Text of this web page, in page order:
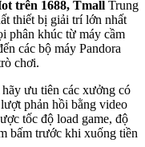
trên 1688, Tmall Trung
thiết bị giải trí lớn nhất
phân khúc từ máy cầm
các bộ máy Pandora
chơi.
ưu tiên các xưởng có
phản hồi bằng video
tốc độ load game, độ
bấm trước khi xuống tiền